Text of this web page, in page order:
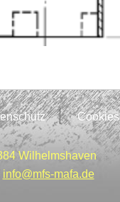
Cookies
Wilhelmshaven
info@mfs-mafa.de